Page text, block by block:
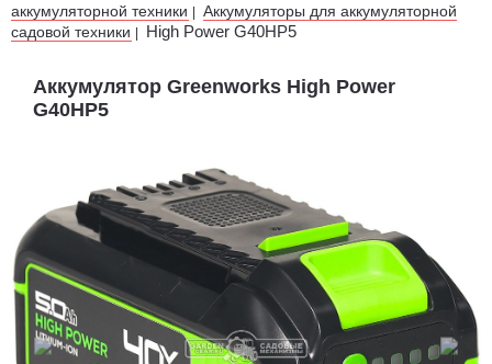
аккумуляторной техники | Аккумуляторы для аккумуляторной
садовой техники | High Power G40HP5
Аккумулятор Greenworks High Power
G40HP5